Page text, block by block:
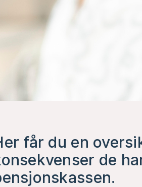
får du en
de